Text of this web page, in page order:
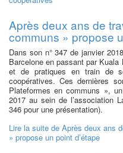
Après deux ans de
communs » propose
Dans son n° 347 de janvier
Barcelone en passant par
et de pratiques en train de
coopératives. Ces dernières
Plateformes en communs »,
2017 au sein de l’association
346 pour une présentation).
Lire la suite de Après deux ans
» propose un point d’étape